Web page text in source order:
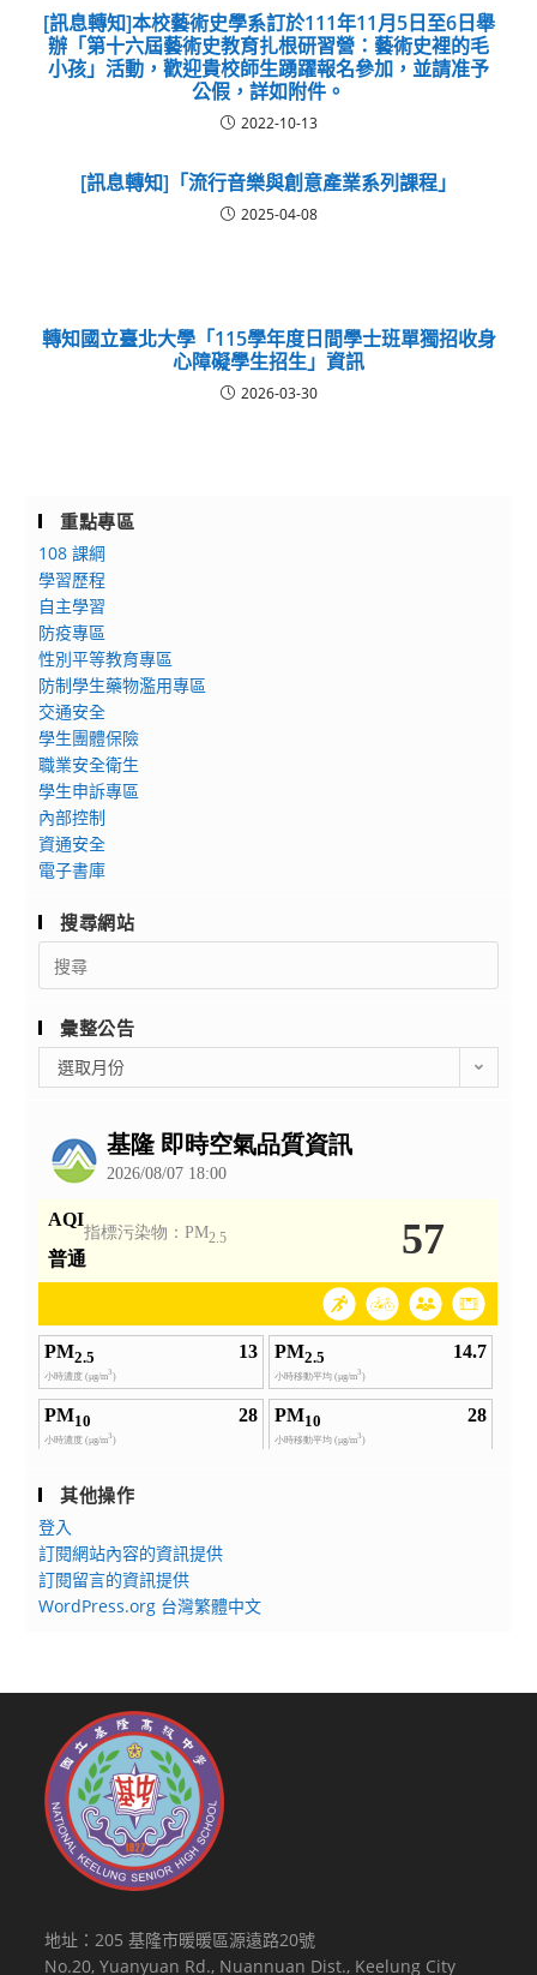
[訊息轉知]本校藝術史學系訂於111年11月5日至6日舉
辦「第十六屆藝術史教育扎根研習營：藝術史裡的毛
小孩」活動，歡迎貴校師生踴躍報名參加，並請准予
公假，詳如附件。
2022-10-13
[訊息轉知]「流行音樂與創意產業系列課程」
2025-04-08
轉知國立臺北大學「115學年度日間學士班單獨招收身
心障礙學生招生」資訊
2026-03-30
重點專區
108 課綱
學習歷程
自主學習
防疫專區
性別平等教育專區
防制學生藥物濫用專區
交通安全
學生團體保險
職業安全衛生
學生申訴專區
內部控制
資通安全
電子書庫
搜尋網站
Search
for:
彙整公告
整
選取月份
其他操作
登入
訂閱網站內容的資訊提供
訂閱留言的資訊提供
WordPress.org 台灣繁體中文
地址：205 基隆市暖暖區源遠路20號
No.20, Yuanyuan Rd., Nuannuan Dist., Keelung City